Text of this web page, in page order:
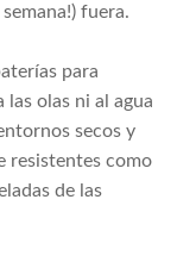
fuera.
para
olas ni al agua
secos y
resistentes como
de las